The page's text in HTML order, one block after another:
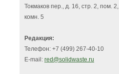
Токмаков пер., д. 16, стр. 2, пом. 2,
комн. 5
Редакция:
Телефон: +7 (499) 267-40-10
E-mail: red@solidwaste.ru